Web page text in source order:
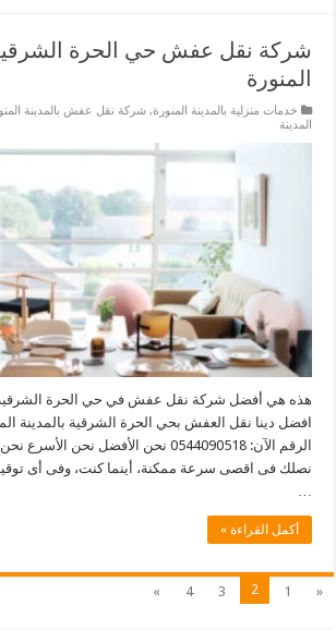
شركة نقل عفش حي الحرة الشرقية
المنورة
خدمات منزلية بالمدينة المنورة,شركة نقل عفش بالمدينة
المدينة
هذه هي أفضل شركة نقل عفش في حي الحرة الشرقية
افضل دينا نقل العفش بحي الحرة الشرقية بالمدينة
الرقم الآن: 0544090518 نحن الأفضل نحن
أكمل القراءة »
«
1
2
3
4
»